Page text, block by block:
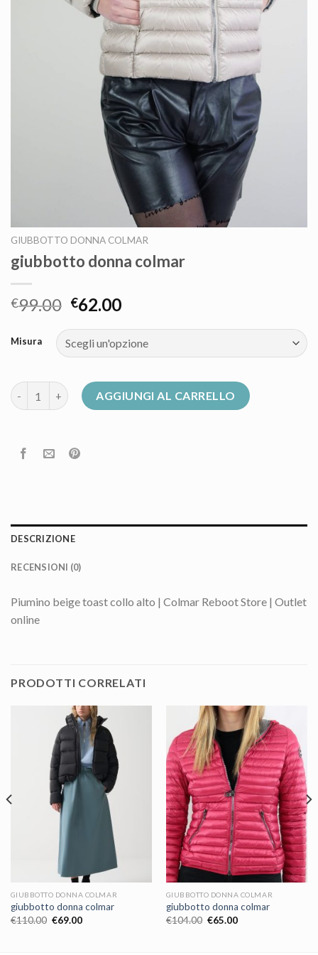
GIUBBOTTO DONNA COLMAR
giubbotto donna colmar
€99.00 €62.00
Misura
giubbotto donna colmar quantitàAGGIUNGI AL CARRELLO
DESCRIZIONE
RECENSIONI (0)
Piumino beige toast collo alto | Colmar Reboot Store | Outlet
online
PRODOTTI CORRELATI
GIUBBOTTO DONNA COLMAR
giubbotto donna colmar
€110.00 €69.00
GIUBBOTTO DONNA COLMAR
giubbotto donna colmar
€104.00 €65.00